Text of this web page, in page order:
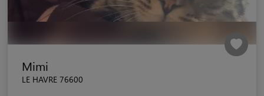
Mimi
LE HAVRE 76600